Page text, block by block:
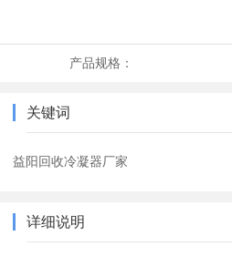
产品规格：
关键词
益阳回收冷凝器厂家
详细说明